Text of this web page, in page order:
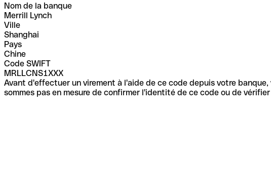
Nom de la banque
Merrill Lynch
Ville
Shanghai
Pays
Chine
Code SWIFT
MRLLCNS1XXX
Avant d'effectuer un virement à l'aide de ce code depuis votre
sommes pas en mesure de confirmer l'identité de ce code ou de